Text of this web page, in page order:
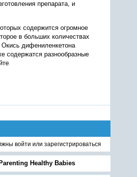
препарата, и
содержится огромное
в больших количествах
дифениленкетона
содержатся разнообразные
войти или зарегистрироваться
Healthy Babies